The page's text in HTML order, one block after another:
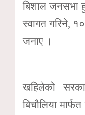
बिशाल जनसभा
स्वागत गरिने,
जनाए ।
खहिलेको
बिचौलिया